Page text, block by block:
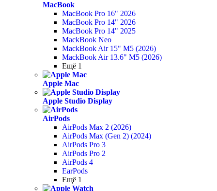
MacBook
MacBook Pro 16" 2026
MacBook Pro 14" 2026
MacBook Pro 14" 2025
MackBook Neo
MackBook Air 15" M5 (2026)
MackBook Air 13.6" M5 (2026)
Ещё 1
Apple Mac
Apple Studio Display
AirPods
AirPods Max 2 (2026)
AirPods Max (Gen 2) (2024)
AirPods Pro 3
AirPods Pro 2
AirPods 4
EarPods
Ещё 1